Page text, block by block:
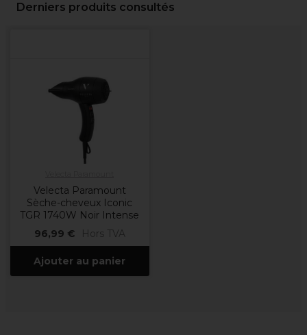
Derniers produits consultés
Velecta Paramount
Sèche-cheveux Iconic
TGR 1740W Noir Intense
96,99 €
Hors TVA
Ajouter au panier